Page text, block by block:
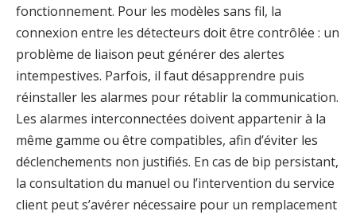
fonctionnement. Pour les modèles sans fil, la
connexion entre les détecteurs doit être contrôlée : un
problème de liaison peut générer des alertes
intempestives. Parfois, il faut désapprendre puis
réinstaller les alarmes pour rétablir la communication.
Les alarmes interconnectées doivent appartenir à la
même gamme ou être compatibles, afin d’éviter les
déclenchements non justifiés. En cas de bip persistant,
la consultation du manuel ou l’intervention du service
client peut s’avérer nécessaire pour un remplacement